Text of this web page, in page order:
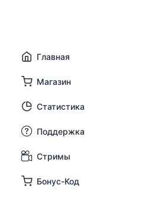
Главная
Магазин
Статистика
Поддержка
Стримы
Бонус-Код